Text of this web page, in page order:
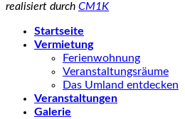
realisiert durch CM1K
Startseite
Vermietung
Ferienwohnung
Veranstaltungsräume
Das Umland entdecken
Veranstaltungen
Galerie